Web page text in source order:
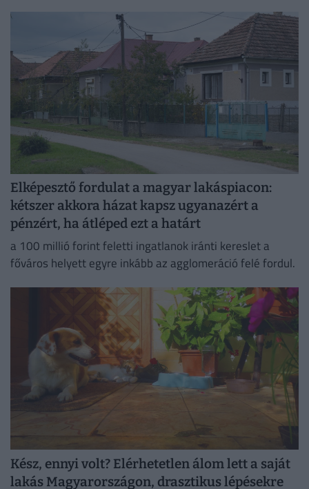
Elképesztő fordulat a magyar lakáspiacon:
kétszer akkora házat kapsz ugyanazért a
pénzért, ha átléped ezt a határt
a 100 millió forint feletti ingatlanok iránti kereslet a
főváros helyett egyre inkább az agglomeráció felé fordul.
Kész, ennyi volt? Elérhetetlen álom lett a saját
lakás Magyarországon, drasztikus lépésekre